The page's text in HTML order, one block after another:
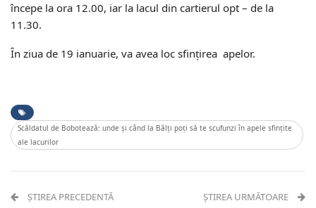
începe la ora 12.00, iar la lacul din cartierul opt – de la
11.30.
În ziua de 19 ianuarie, va avea loc sfințirea apelor.
Scăldatul de Bobotează: unde și când la Bălți poți să te scufunzi în apele sfințite
ale lacurilor
ȘTIREA PRECEDENTĂ ȘTIREA URMĂTOARE